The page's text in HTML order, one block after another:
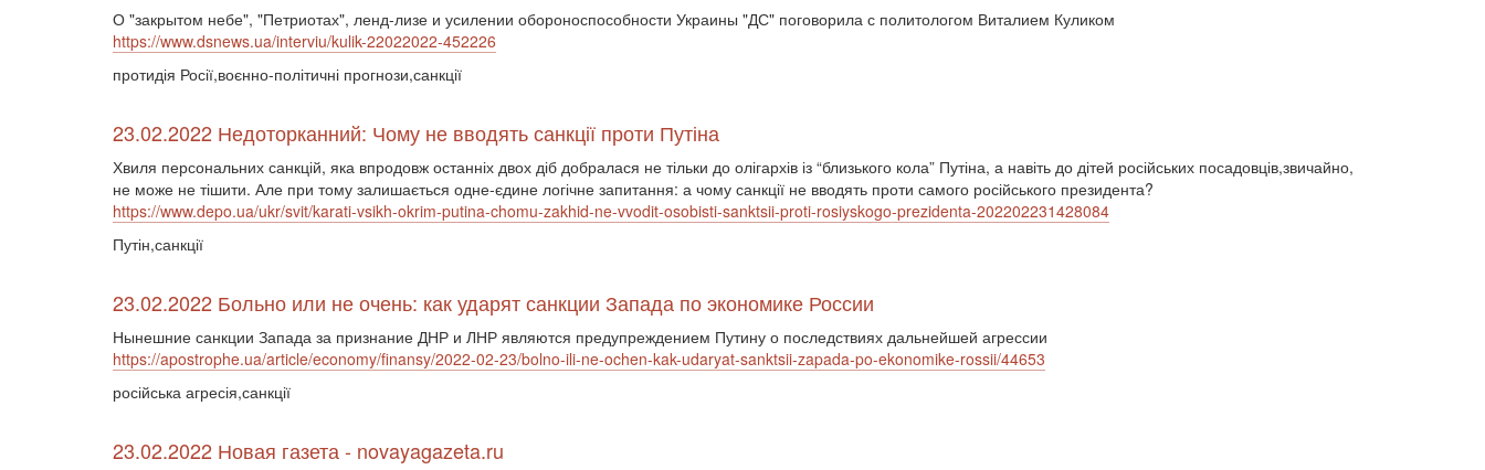
інформаційна політика (903)
безробіття (295) бюджет (1557)
відносини (1) візит (1601)
ВВП (1030)
восторонні відносини (1)
врегулювання (2782)
О "закрытом небе", "Петриотах", ленд-лизе и усилении обороноспособности Украины "ДС" поговорила с политологом Виталием Куликом
https://www.dsnews.ua/interviu/kulik-22022022-452226
протидія Росії,воєнно-політичні прогнози,санкції
23.02.2022 Недоторканний: Чому не вводять санкції проти Путіна
Хвиля персональних санкцій, яка впродовж останніх двох діб добралася не тільки до олігархів із “близького кола” Путіна, а навіть до дітей російських посадовців,звичайно,
не може не тішити. Але при тому залишається одне-єдине логічне запитання: а чому санкції не вводять проти самого російського президента?
https://www.depo.ua/ukr/svit/karati-vsikh-okrim-putina-chomu-zakhid-ne-vvodit-osobisti-sanktsii-proti-rosiyskogo-prezidenta-202202231428084
Путін,санкції
23.02.2022 Больно или не очень: как ударят санкции Запада по экономике России
Нынешние санкции Запада за признание ДНР и ЛНР являются предупреждением Путину о последствиях дальнейшей агрессии
https://apostrophe.ua/article/economy/finansy/2022-02-23/bolno-ili-ne-ochen-kak-udaryat-sanktsii-zapada-po-ekonomike-rossii/44653
російська агресія,санкції
23.02.2022 Новая газета - novayagazeta.ru